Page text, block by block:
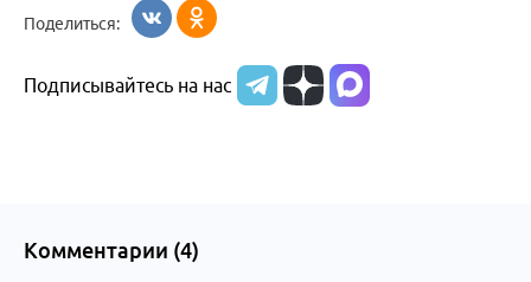
Поделиться:
Подписывайтесь на нас
Комментарии (4)